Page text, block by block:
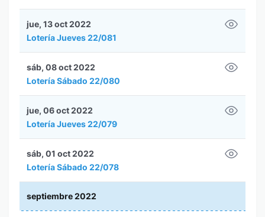
Lotería Jueves 22/081
jue, 13 oct 2022
Lotería Sábado 22/080
sáb, 08 oct 2022
Lotería Jueves 22/079
jue, 06 oct 2022
Lotería Sábado 22/078
sáb, 01 oct 2022
septiembre 2022